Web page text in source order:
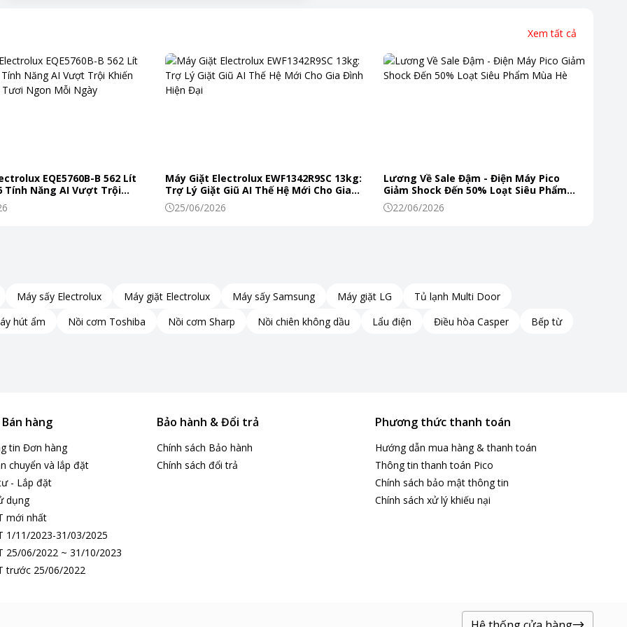
vụ học tập và giải trí
bạn đang làm việc với các ứng dụng văn phòng,
đảm bảo trải nghiệm mượt mà và hiệu quả. Điều
cho sinh viên, nhân viên văn phòng và những
mà
Xem tất cả
EQE5760B-B 562 Lít
Tính Năng AI Vượt Trội
Phẩm Tươi Ngon Mỗi Ngày
Máy Giặt Electrolux EWF1342R9SC 13kg:
Trợ Lý Giặt Giũ AI Thế Hệ Mới Cho Gia
Đình Hiện Đại
25/06/2026
Lương Về Sale Đậm - Điện Máy Pico
Giảm Shock Đến 50% Loạt Siêu Phẩm
Mùa Hè
22/06/2026
Máy sấy Electrolux Máy giặt Electrolux Máy sấy Samsung Máy giặt LG
Tủ lạnh Multi Door
hút ẩm Nồi cơm Toshiba Nồi cơm Sharp Nồi chiên không dầu Lẩu điện Điều hòa Casper
Bếp từ
hàng
tin Đơn hàng
chuyển và lắp đặt
- Lắp đặt
dụng
mới nhất
1/11/2023-31/03/2025
25/06/2022 ~ 31/10/2023
trước 25/06/2022
Bảo hành & Đổi trả
Chính sách Bảo hành
Chính sách đổi trả
Phương thức thanh toán
Hướng dẫn mua hàng & thanh toán
Thông tin thanh toán Pico
Chính sách bảo mật thông tin
Chính sách xử lý khiếu nại